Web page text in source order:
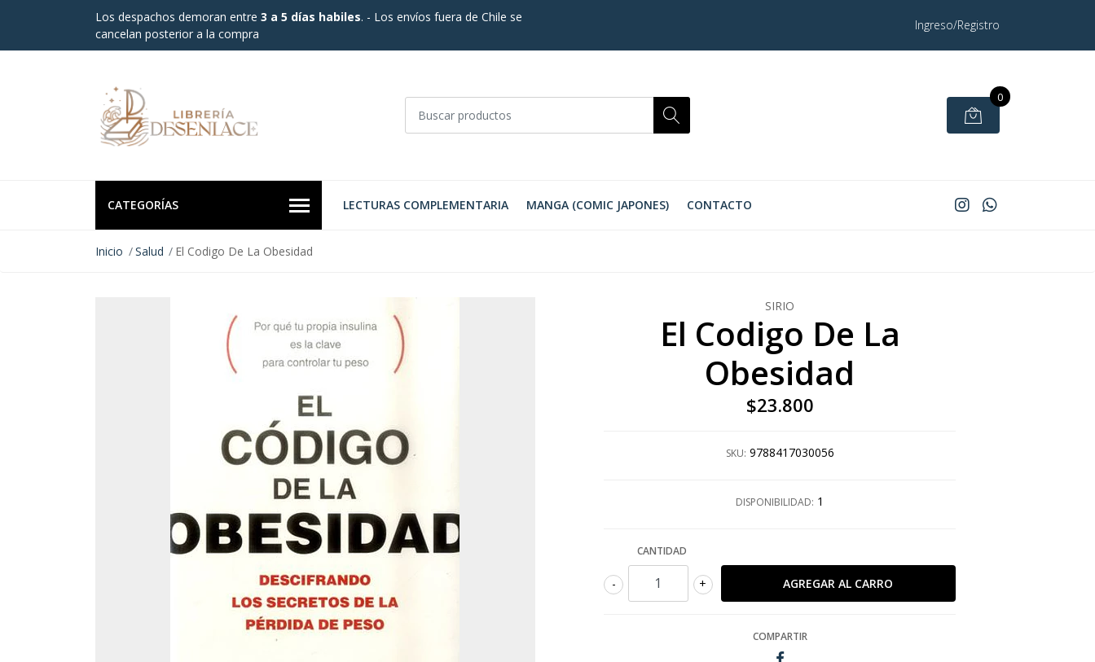
Los despachos demoran entre 3 a 5 días habiles. - Los envíos fuera de Chile se
cancelan posterior a la compra
Ingreso/Registro
0
CATEGORÍAS LECTURAS COMPLEMENTARIA MANGA (COMIC JAPONES) CONTACTO
Inicio Salud El Codigo De La Obesidad
SIRIO
El Codigo De La
Obesidad
$23.800
SKU: 9788417030056
DISPONIBILIDAD: 1
CANTIDAD
+
-
COMPARTIR